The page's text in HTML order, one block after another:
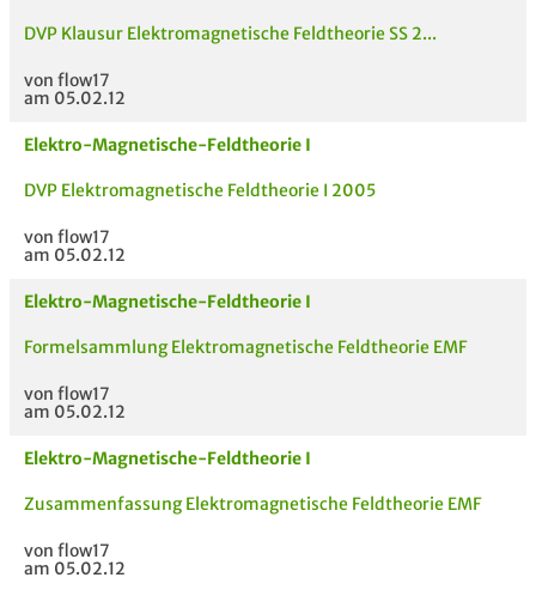
DVP Klausur Elektromagnetische Feldtheorie SS 2...
von flow17
am 05.02.12
Elektro-Magnetische-Feldtheorie I
DVP Elektromagnetische Feldtheorie I 2005
von flow17
am 05.02.12
Elektro-Magnetische-Feldtheorie I
Formelsammlung Elektromagnetische Feldtheorie EMF
von flow17
am 05.02.12
Elektro-Magnetische-Feldtheorie I
Zusammenfassung Elektromagnetische Feldtheorie EMF
von flow17
am 05.02.12